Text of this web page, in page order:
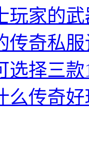
玩家的
传奇私
选择三款
么传奇好